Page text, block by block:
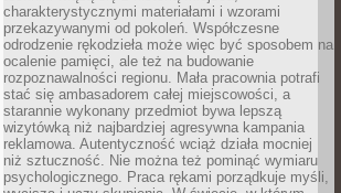
charakterystycznymi materiałami i wzorami
przekazywanymi od pokoleń. Współczesne
odrodzenie rękodzieła może więc być sposobem na
ocalenie pamięci, ale też na budowanie
rozpoznawalności regionu. Mała pracownia potrafi
stać się ambasadorem całej miejscowości, a
starannie wykonany przedmiot bywa lepszą
wizytówką niż najbardziej agresywna kampania
reklamowa. Autentyczność wciąż działa mocniej
niż sztuczność. Nie można też pominąć wymiaru
psychologicznego. Praca rękami porządkuje myśli,